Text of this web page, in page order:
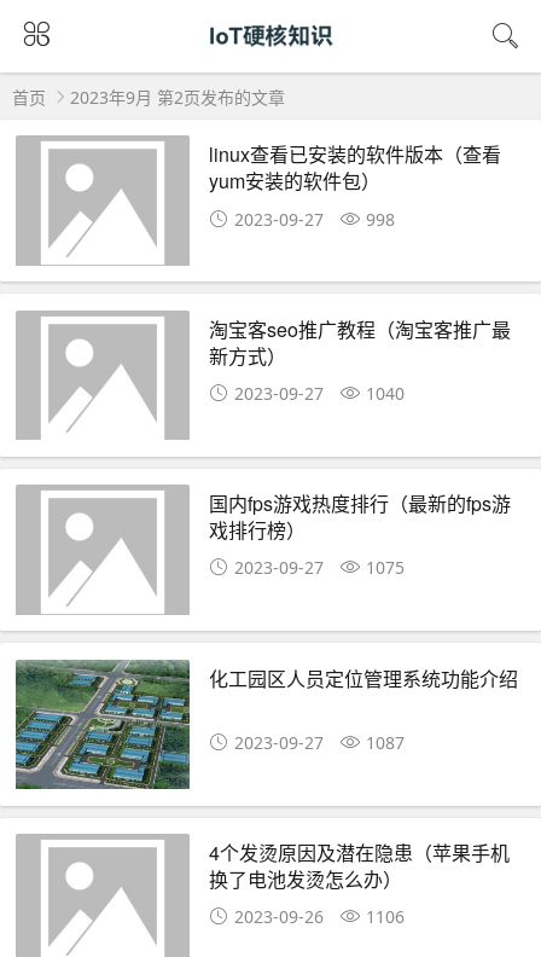
首页 2023年9月 第2页发布的文章
linux查看已安装的软件版本（查看
yum安装的软件包）
2023-09-27 998
淘宝客seo推广教程（淘宝客推广最
新方式）
2023-09-27 1040
国内fps游戏热度排行（最新的fps游
戏排行榜）
2023-09-27 1075
化工园区人员定位管理系统功能介绍
2023-09-27 1087
4个发烫原因及潜在隐患（苹果手机
换了电池发烫怎么办）
2023-09-26 1106